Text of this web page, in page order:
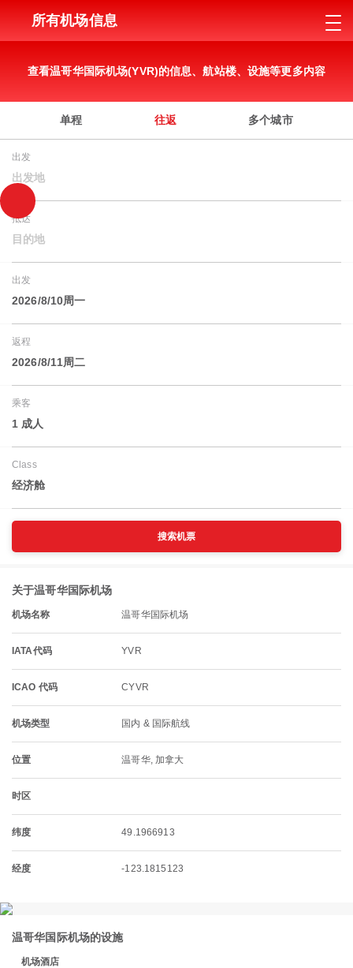
所有机场信息
查看温哥华国际机场(YVR)的信息、航站楼、设施等更多内容
单程 往返 多个城市
出发
出发地
抵达
目的地
出发
2026/8/10周一
返程
2026/8/11周二
乘客
1 成人
Class
经济舱
搜索机票
关于温哥华国际机场
机场名称 温哥华国际机场
IATA代码 YVR
ICAO 代码 CYVR
机场类型 国内 & 国际航线
位置 温哥华, 加拿大
时区
纬度 49.1966913
经度 -123.1815123
温哥华国际机场的设施
机场酒店